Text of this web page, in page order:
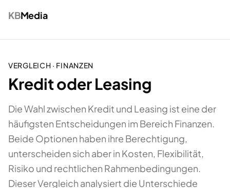
KBMedia
VERGLEICH · FINANZEN
Kredit oder Leasing
Die Wahl zwischen Kredit und Leasing ist eine der
häufigsten Entscheidungen im Bereich Finanzen.
Beide Optionen haben ihre Berechtigung,
unterscheiden sich aber in Kosten, Flexibilität,
Risiko und rechtlichen Rahmenbedingungen.
Dieser Vergleich analysiert die Unterschiede